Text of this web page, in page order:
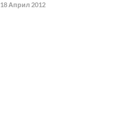
18 Април 2012